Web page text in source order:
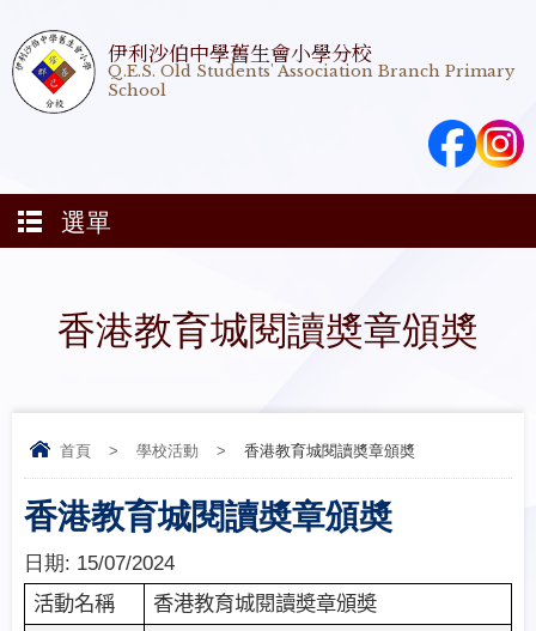
伊利沙伯中學舊生會小學分校
Q.E.S. Old Students' Association Branch Primary
School
選單
香港教育城閱讀奬章頒奬
首頁 > 學校活動 > 香港教育城閱讀奬章頒奬
香港教育城閱讀奬章頒奬
日期: 15/07/2024
活動名稱
香港教育城閱讀奬章頒奬